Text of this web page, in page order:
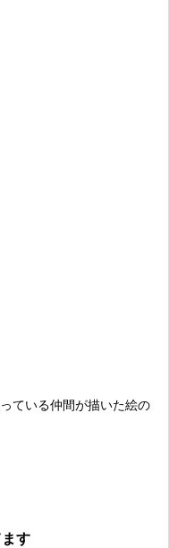
ている仲間が描いた絵の
す